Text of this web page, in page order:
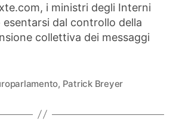
i ministri degli Interni
esentarsi dal controllo della
collettiva dei messaggi
, Patrick Breyer